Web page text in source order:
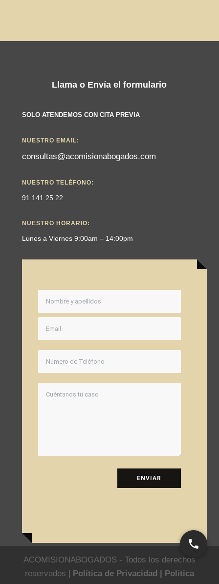
Llama o Envía el formulario
SOLO ATENDEMOS CON CITA PREVIA
NUESTRO EMAIL:
consultas@acomisionabogados.com
NUESTRO TELÉFONO:
91 141 25 22
NUESTRO HORARIO:
Lunes a Viernes 9:00am – 14:00pm
ENVIAR
ACOMISIONABOGADOS - Todos los derechos
reservados | Política de Privacidad | Política